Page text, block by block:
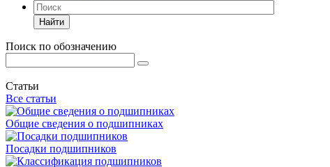
Найти
Поиск по обозначению
Статьи
Все статьи
Общие сведения о подшипниках
Посадки подшипников